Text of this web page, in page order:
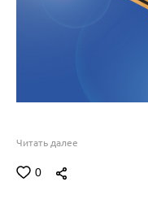
Читать далее
0